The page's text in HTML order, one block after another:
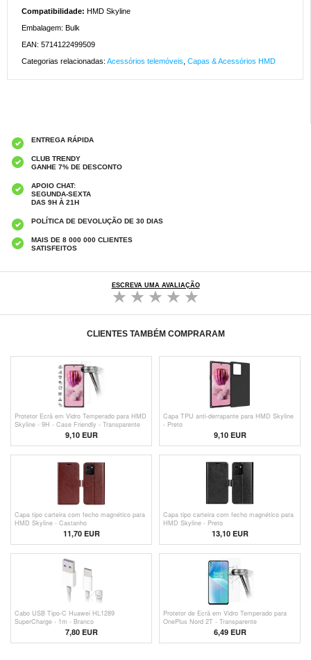
Compatibilidade: HMD Skyline
Embalagem: Bulk
EAN: 5714122499509
Categorias relacionadas: Acessórios telemóveis Capas & Acessórios HMD
ENTREGA RÁPIDA
CLUB TRENDY
GANHE 7% DE DESCONTO
APOIO CHAT:
SEGUNDA-SEXTA
DAS 9H À 21H
POLÍTICA DE DEVOLUÇÃO DE 30 DIAS
MAIS DE 8 000 000 CLIENTES
SATISFEITOS
ESCREVA UMA AVALIAÇÃO
CLIENTES TAMBÉM COMPRARAM
Protetor Ecrã em Vidro Temperado para HMD
Skyline - 9H - Case Friendly - Transparente
9,10 EUR
Capa TPU anti-derrapante para HMD Skyline
- Preto
9,10 EUR
Capa tipo carteira com fecho magnético para
HMD Skyline - Castanho
11,70 EUR
Capa tipo carteira com fecho magnético para
HMD Skyline - Preto
13,10 EUR
Cabo USB Tipo-C Huawei HL1289
SuperCharge - 1m - Branco
7,80 EUR
Protetor de Ecrã em Vidro Temperado para
OnePlus Nord 2T - Transparente
6,49 EUR